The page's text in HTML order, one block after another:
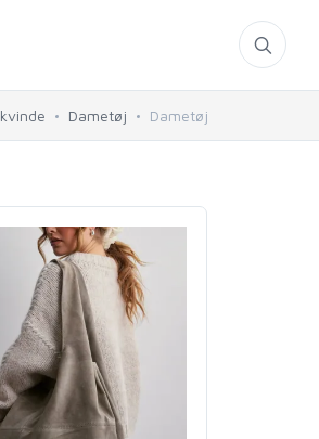
kvinde Dametøj Dametøj